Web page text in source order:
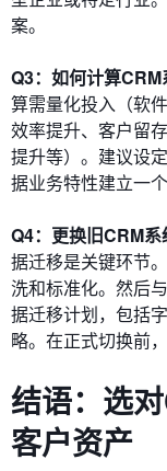
案。
Q3：如何计算CRM
算需量化投入（软
效率提升、客户留
提升等）。建议设
据业务特性建立一
Q4：更换旧CRM系
据迁移是关键环节
洗和标准化。然后
据迁移计划，包括
略。在正式切换前
结语：选
客户资产